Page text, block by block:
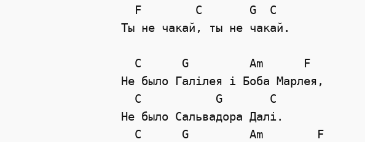
  F        C       G  C
Ты не чакай, ты не чакай.
  C      G         Am      F
Не было Галiлея i Боба Марлея,
  C           G       C
Не было Сальвадора Далi.
  C      G         Am        F